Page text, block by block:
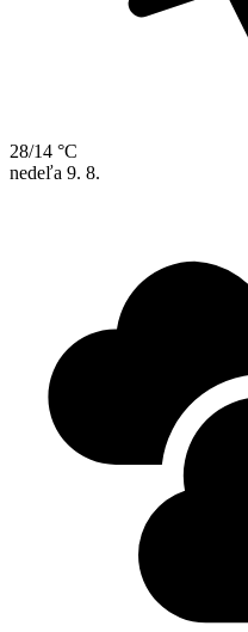
28/14 °C
nedeľa 9. 8.